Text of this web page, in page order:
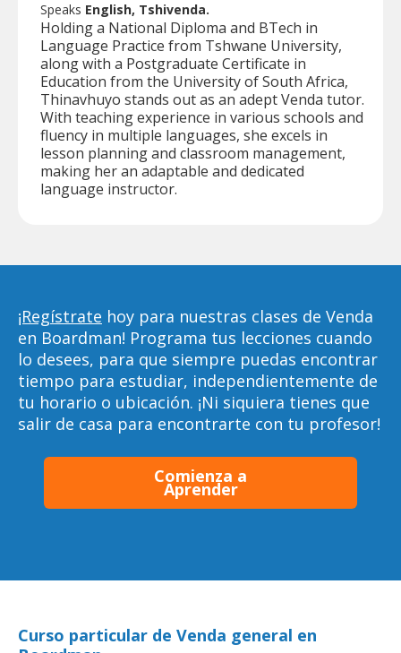
Speaks English, Tshivenda.
Holding a National Diploma and BTech in
Language Practice from Tshwane University,
along with a Postgraduate Certificate in
Education from the University of South Africa,
Thinavhuyo stands out as an adept Venda tutor.
With teaching experience in various schools and
fluency in multiple languages, she excels in
lesson planning and classroom management,
making her an adaptable and dedicated
language instructor.
¡Regístrate hoy para nuestras clases de Venda
en Boardman! Programa tus lecciones cuando
lo desees, para que siempre puedas encontrar
tiempo para estudiar, independientemente de
tu horario o ubicación. ¡Ni siquiera tienes que
salir de casa para encontrarte con tu profesor!
Comienza a
Aprender
Curso particular de Venda general en